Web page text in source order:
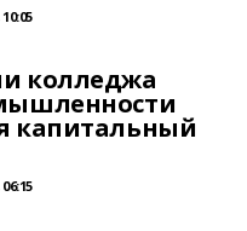
колледжа
капитальный